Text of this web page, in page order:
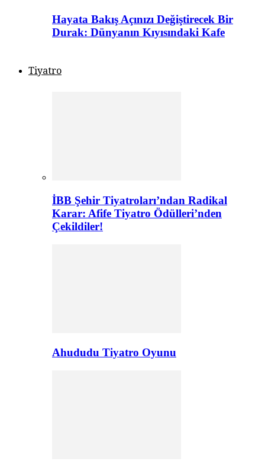
Hayata Bakış Açınızı Değiştirecek Bir
Durak: Dünyanın Kıyısındaki Kafe
Tiyatro
İBB Şehir Tiyatroları’ndan Radikal
Karar: Afife Tiyatro Ödülleri’nden
Çekildiler!
Ahududu Tiyatro Oyunu